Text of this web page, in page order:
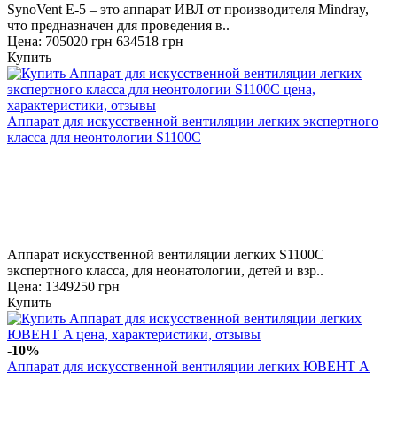
SynoVent Е-5 – это аппарат ИВЛ от производителя Mindray,
что предназначен для проведения в..
Цена: 705020 грн 634518 грн
Купить
Аппарат для искусственной вентиляции легких экспертного
класса для неонтологии S1100С
Аппарат искусственной вентиляции легких S1100С
экспертного класса, для неонатологии, детей и взр..
Цена: 1349250 грн
Купить
-10%
Аппарат для искусственной вентиляции легких ЮВЕНТ A